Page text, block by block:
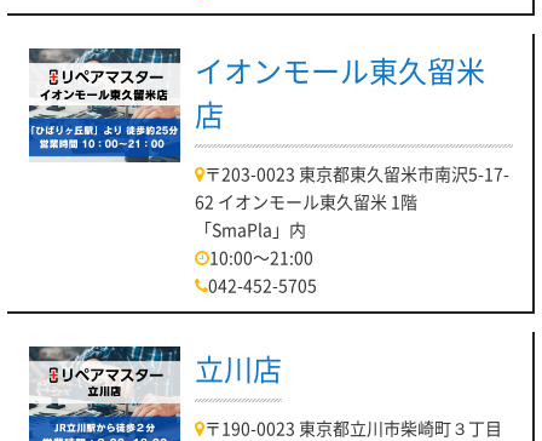
イオンモール東久留米
店
〒203-0023 東京都東久留米市南沢5-17-
62 イオンモール東久留米 1階
「SmaPla」内
10:00～21:00
042-452-5705
立川店
〒190-0023 東京都立川市柴崎町３丁目